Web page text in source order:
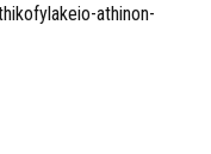
athinon-